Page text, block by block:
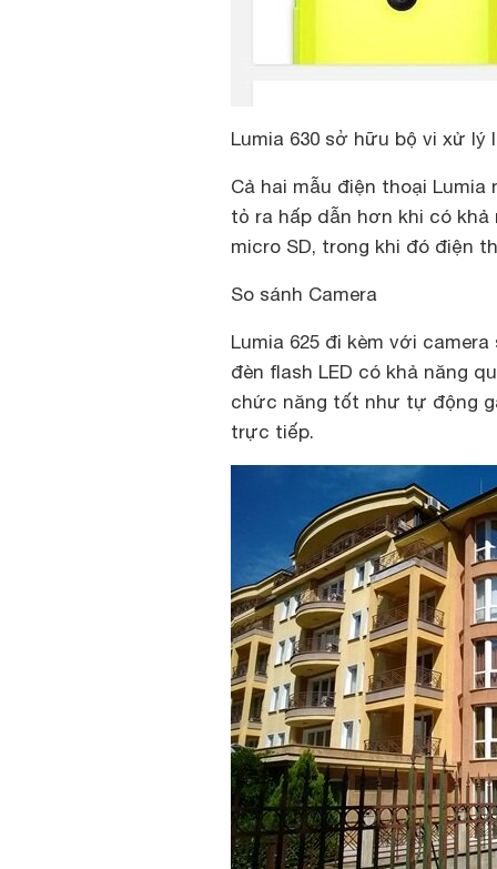
Lumia 630 sở hữu bộ vi xử lý
Cả hai mẫu điện thoại Lumia
tỏ ra hấp dẫn hơn khi có
micro SD, trong khi đó điện
So sánh Camera
Lumia 625 đi kèm với
đèn flash LED có khả năng
chức năng tốt như tự động
trực tiếp.